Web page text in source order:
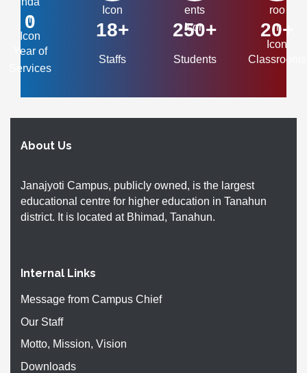
0
Year of
Services
18+
Staffs
250+
Students
20+
Classrooms
About Us
Janajyoti Campus, publicly owned, is the largest
educational centre for higher education in Tanahun
district. It is located at Bhimad, Tanahun.
Internal Links
Message from Campus Chief
Our Staff
Motto, Mission, Vision
Downloads